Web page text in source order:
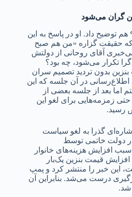
ربیعی درباره ماجرای آبان ۹۸ هم توضیح داد. او در پاسخ به این
حقیقت گزاره «من هم صبح
آقای روحانی از دولتش
تکرار می‌شود، چه بود؟
بدون تردید تصمیم سران
در آن جلسه که این
اما بعد از جلسه بعضی از
زمزمه‌هایی برای لغو این
رسید.
گذرا به لغو سیاست
دولت خاتمی توسط
سبب افزایش هزینه‌های خانوار
قیمت بنزین یک‌بار
این خبر را منتشر کرد و پمپ
درست می‌شد. بنابراین آن
شد.